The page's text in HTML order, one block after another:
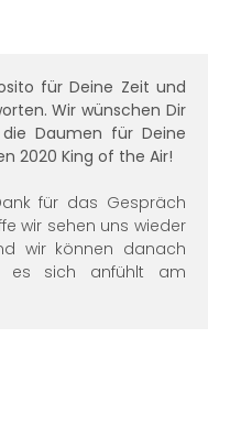
für Deine Zeit und
Wir wünschen Dir
Daumen für Deine
2020 King of the Air!
für das Gespräch
wir sehen uns wieder
wir können danach
es sich anfühlt am